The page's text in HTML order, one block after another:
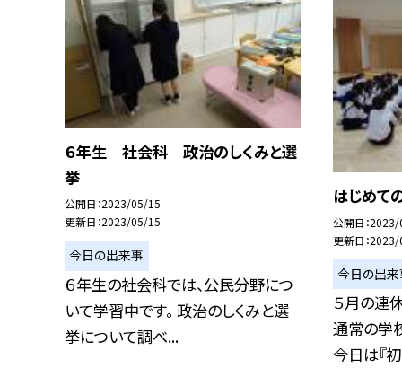
６年生 社会科 政治のしくみと選
挙
公開日 2023/05/15
更新日 2023/05/15
今日の出来事
６年生の社会科では、公民分野につ
いて学習中です。 政治のしくみと選
挙について調べ...
はじめて
公開日
更新日
今日の出
５月の連
通常の学
今日は『